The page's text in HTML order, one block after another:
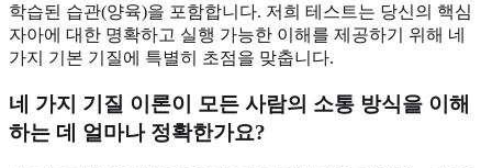
학습된 습관(양육)을 포함합니다. 저희 테스트는 당신의 핵심
자아에 대한 명확하고 실행 가능한 이해를 제공하기 위해 네
가지 기본 기질에 특별히 초점을 맞춥니다.
네 가지 기질 이론이 모든 사람의 소통 방식을 이해
하는 데 얼마나 정확한가요?